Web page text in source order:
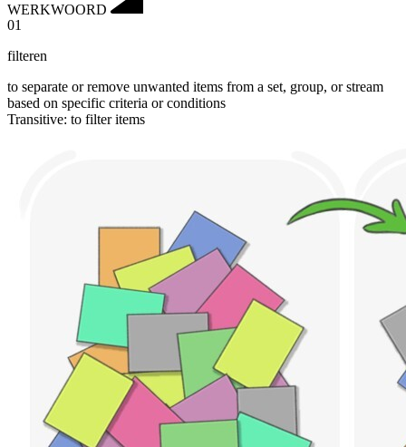
WERKWOORD
01
filteren
to separate or remove unwanted items from a set, group, or stream
based on specific criteria or conditions
Transitive: to filteritems